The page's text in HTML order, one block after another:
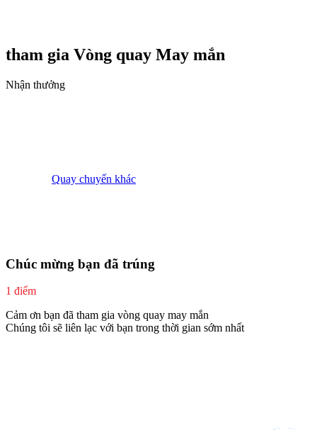
tham gia Vòng quay May mắn
Nhận thưởng
Quay chuyến khác
Chúc mừng bạn đã trúng
1 điểm
Cảm ơn bạn đã tham gia vòng quay may mắn
Chúng tôi sẽ liên lạc với bạn trong thời gian sớm nhất